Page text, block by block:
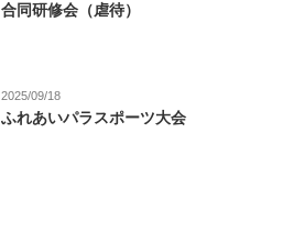
合同研修会（虐待）
2025/09/18
ふれあいパラスポーツ大会